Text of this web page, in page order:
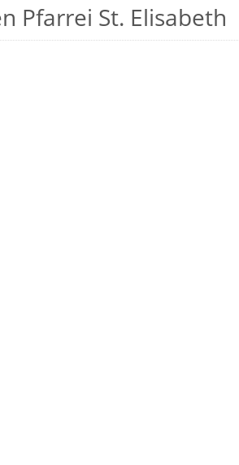
Pfarrei St. Elisabeth